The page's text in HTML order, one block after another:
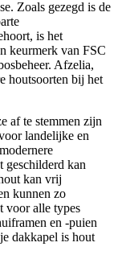
Zoals gezegd is de
is het
keurmerk van FSC
Afzelia,
houtsoorten bij het
af te stemmen zijn
landelijke en
geschilderd kan
kan vrij
kunnen zo
voor alle types
en -puien
dakkapel is hout